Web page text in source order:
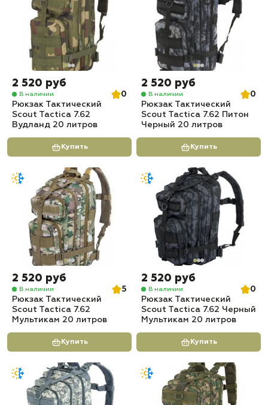
2 520 руб
В наличии
0
Рюкзак Тактический
Scout Tactica 7.62
Вудланд 20 литров
Купить
2 520 руб
В наличии
0
Рюкзак Тактический
Scout Tactica 7.62 Питон
Черный 20 литров
Купить
2 520 руб
В наличии
5
Рюкзак Тактический
Scout Tactica 7.62
Мультикам 20 литров
Купить
2 520 руб
В наличии
0
Рюкзак Тактический
Scout Tactica 7.62 Черный
Мультикам 20 литров
Купить